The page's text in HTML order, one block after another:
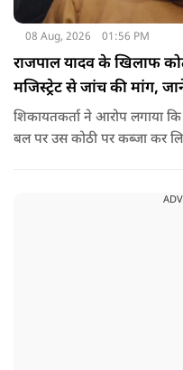
08 Aug, 2026 01:56 PM
राजपाल यादव के खिलाफ
मजिस्ट्रेट से जांच की मांग,
शिकायतकर्ता ने आरोप लगाया
बल पर उस कोठी पर कब्जा कर